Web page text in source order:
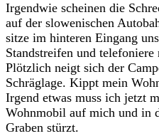
Irgendwie scheinen die
auf der slowenischen
sitze im hinteren Eingang
Standstreifen und telefoniere
Plötzlich neigt sich der
Schräglage. Kippt mein
Irgend etwas muss ich jetzt
Wohnmobil auf mich und in
Graben stürzt.